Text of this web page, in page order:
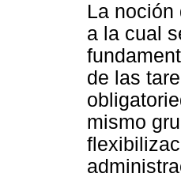
La noción
a la cual
de las
mismo